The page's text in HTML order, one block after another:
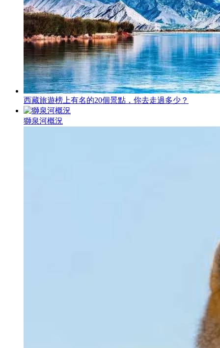
西藏旅遊榜上有名的20個景點，你去走過多少？
獅泉河概況